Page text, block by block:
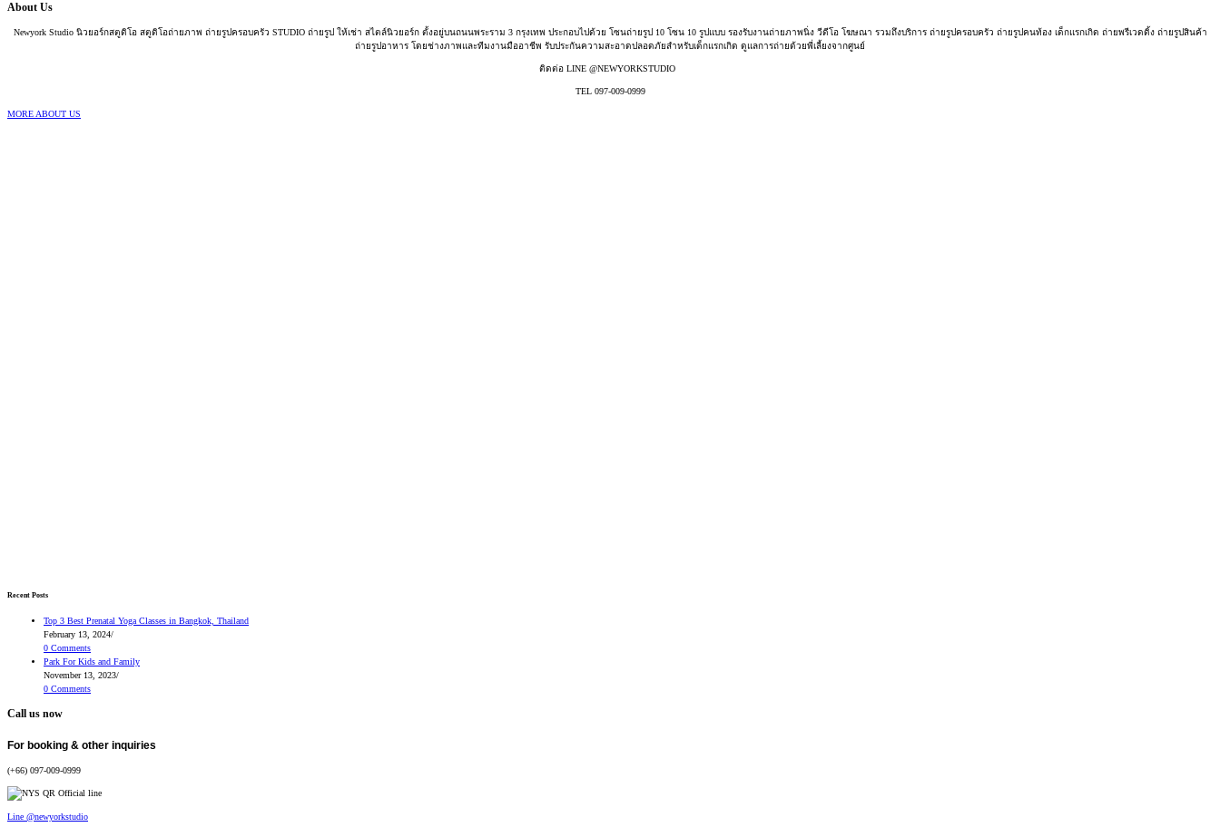
About Us
Newyork Studio นิวยอร์กสตูดิโอ สตูดิโอถ่ายภาพ ถ่ายรูปครอบครัว STUDIO ถ่ายรูป ให้เช่า สไตล์นิวยอร์ก ตั้งอยู่บนถนนพระราม 3 กรุงเทพ ประกอบไปด้วย โซนถ่ายรูป 10 โซน 10 รูปแบบ รองรับงานถ่ายภาพนิ่ง วีดีโอ โฆษณา รวมถึงบริการ ถ่ายรูปครอบครัว ถ่ายรูปคนท้อง เด็กแรกเกิด ถ่ายพรีเวดดิ้ง ถ่ายรูปสินค้า
ถ่ายรูปอาหาร โดยช่างภาพและทีมงานมืออาชีพ รับประกันความสะอาดปลอดภัยสำหรับเด็กแรกเกิด ดูแลการถ่ายด้วยพี่เลี้ยงจากศูนย์
ติดต่อ LINE @NEWYORKSTUDIO
TEL 097-009-0999
MORE ABOUT US
Recent Posts
Top 3 Best Prenatal Yoga Classes in Bangkok, Thailand
February 13, 2024/
0 Comments
Park For Kids and Family
November 13, 2023/
0 Comments
Call us now
For booking & other inquiries
(+66) 097-009-0999
Line @newyorkstudio